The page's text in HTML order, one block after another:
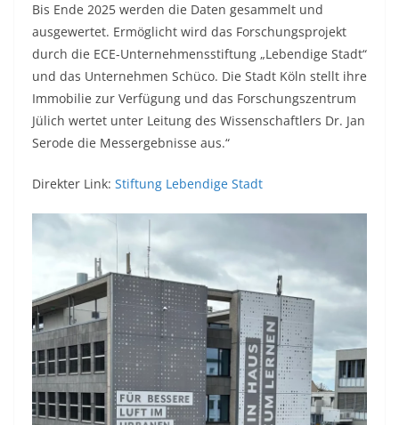
Bis Ende 2025 werden die Daten gesammelt und
ausgewertet. Ermöglicht wird das Forschungsprojekt
durch die ECE-Unternehmensstiftung „Lebendige Stadt“
und das Unternehmen Schüco. Die Stadt Köln stellt ihre
Immobilie zur Verfügung und das Forschungszentrum
Jülich wertet unter Leitung des Wissenschaftlers Dr. Jan
Serode die Messergebnisse aus.“
Direkter Link: Stiftung Lebendige Stadt